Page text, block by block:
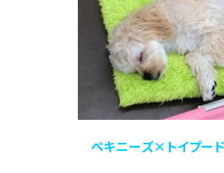
ペキニーズ×トイプー